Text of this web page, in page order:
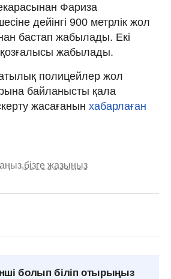
Фариза
дейінгі 900 метрлік жол
бастап жабылады. Екі
қозғалысы жабылады.
полицейлер жол
байланысты қала
жасағанын хабарлаған
бізге жазыңыз
болып біліп отырыңыз